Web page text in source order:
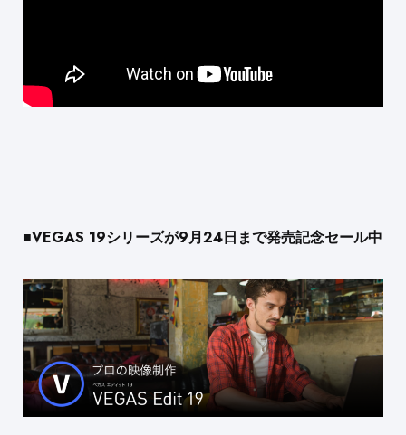
■VEGAS 19シリーズが9月24日まで発売記念セール中